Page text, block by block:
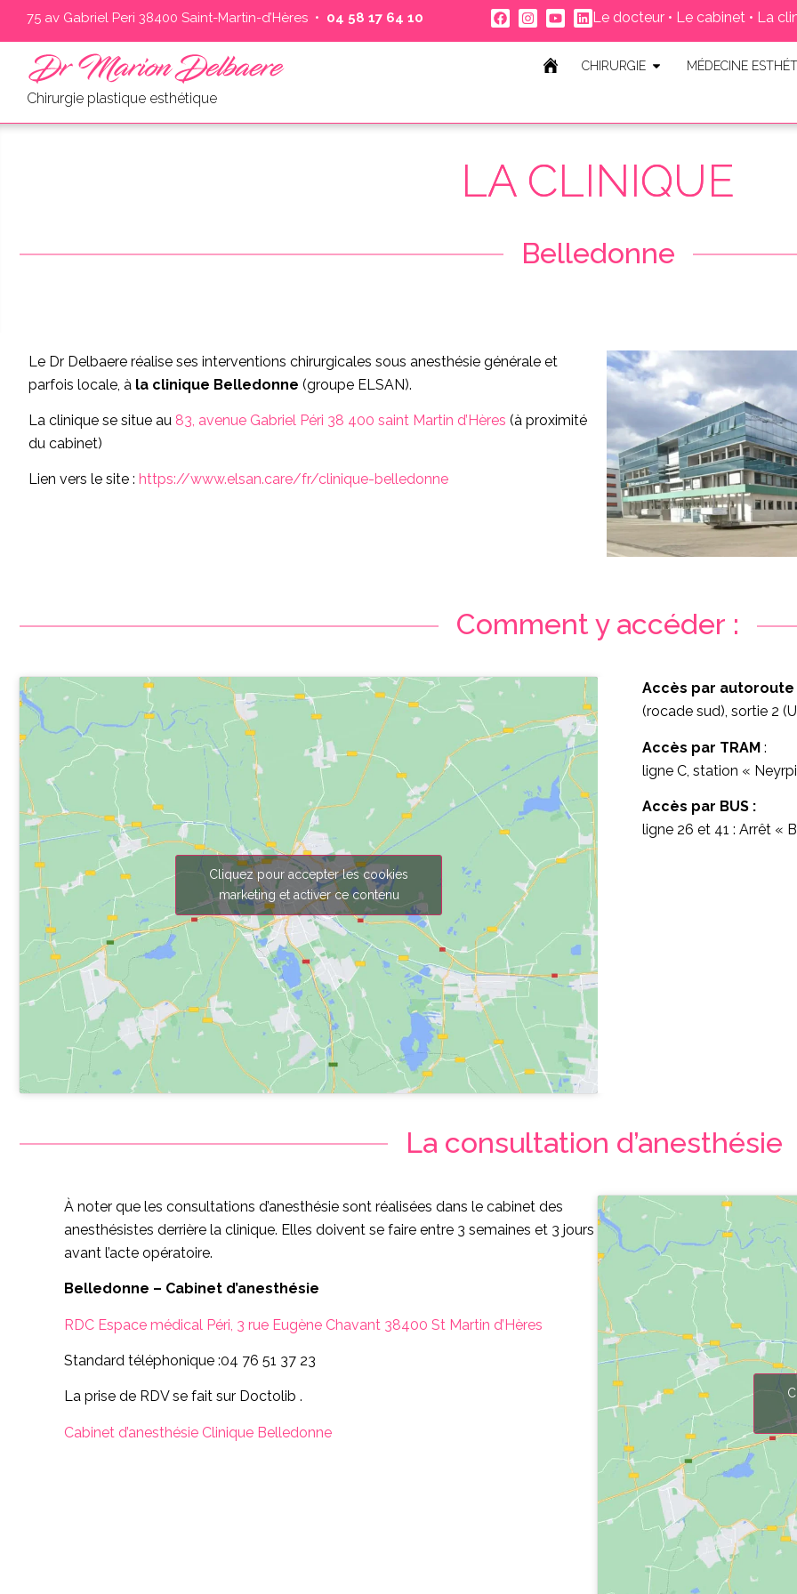
75 av Gabriel Peri 38400 Saint-Martin-d’Hères • 04 58 17 64 10 ‬ Le docteur• Le cabinet• La
Chirurgie plastique esthétique
CHIRURGIE MÉDECINE
LA CLINIQUE
Belledonne
Le Dr Delbaere réalise ses interventions chirurgicales sous anesthésie générale et
parfois locale, à la clinique Belledonne (groupe ELSAN).
La clinique se situe au 83, avenue Gabriel Péri 38 400 saint Martin d’Hères (à proximité
du cabinet)
Lien vers le site : https://www.elsan.care/fr/clinique-belledonne
Comment y accéder :
Cliquez pour accepter les cookies
marketing et activer ce contenu
Accès par autoroute
(rocade sud), sortie 2
Accès par TRAM :
ligne C, station «
Accès par BUS :
ligne 26 et 41 : Arrêt «
La consultation d’anesthésie
À noter que les consultations d’anesthésie sont réalisées dans le cabinet des
anesthésistes derrière la clinique. Elles doivent se faire entre 3 semaines et 3 jours
avant l’acte opératoire.
Belledonne – Cabinet d’anesthésie
RDC Espace médical Péri, 3 rue Eugène Chavant 38400 St Martin d’Hères
Standard téléphonique :04 76 51 37 23
La prise de RDV se fait sur Doctolib .
Cabinet d’anesthésie Clinique Belledonne